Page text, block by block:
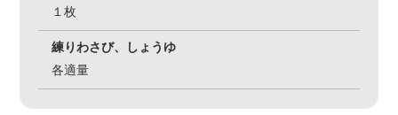
１枚
練りわさび、しょうゆ
各適量